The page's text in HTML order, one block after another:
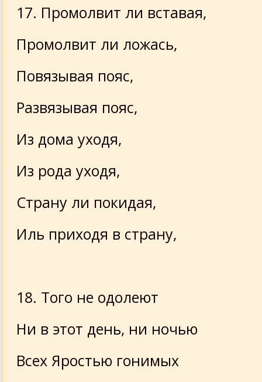
17. Промолвит ли вставая,
Промолвит ли ложась,
Повязывая пояс,
Развязывая пояс,
Из дома уходя,
Из рода уходя,
Страну ли покидая,
Иль приходя в страну,
18. Того не одолеют
Ни в этот день, ни ночью
Всех Яростью гонимых